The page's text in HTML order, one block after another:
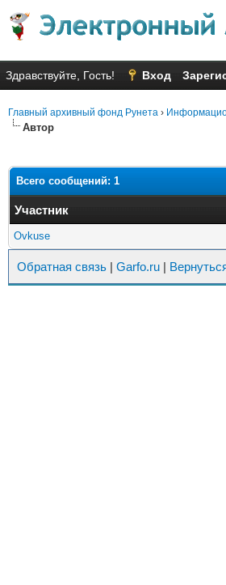
Здравствуйте, Гость! Вход
Главный архивный фонд Рунета ›
Автор
Всего сообщений: 1
Участник
Ovkuse
Обратная связь | Garfo.ru |